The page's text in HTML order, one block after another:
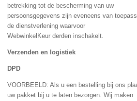
betrekking tot de bescherming van uw
persoonsgegevens zijn eveneens van
de dienstverlening waarvoor
WebwinkelKeur derden inschakelt.
Verzenden en logistiek
DPD
VOORBEELD: Als u een bestelling bij ons
uw pakket bij u te laten bezorgen. Wij maken